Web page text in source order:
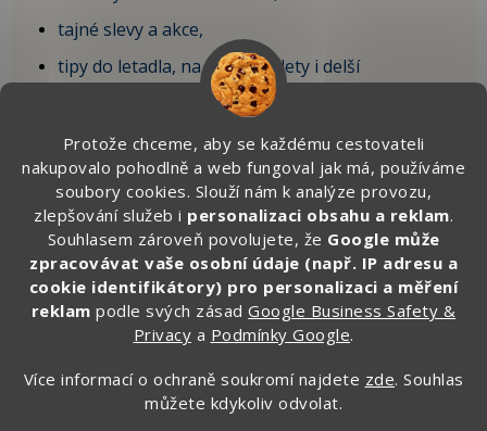
Protože chceme, aby se každému cestovateli
nakupovalo pohodlně a web fungoval jak má, používáme
soubory cookies. Slouží nám k analýze provozu,
zlepšování služeb i personalizaci obsahu a reklam.
Souhlasem zároveň povolujete, že Google může
zpracovávat vaše osobní údaje (např. IP adresu a
cookie identifikátory) pro personalizaci a měření
reklam podle svých zásadGoogle Business Safety &
Privacy a Podmínky Google.
Více informací o ochraně soukromí najdete zde. Souhlas
můžete kdykoliv odvolat.
tajné slevy a akce,
tipy do letadla, na krátké výlety i delší
dovolenou,
🎁 Po registraci získáte SLEVU 100 Kč
na první objednávku.
Zde vyplňte svůj email:
CHCI ZÍSKAT SLEVU 100 KČ »
Ochrana osobních údajů